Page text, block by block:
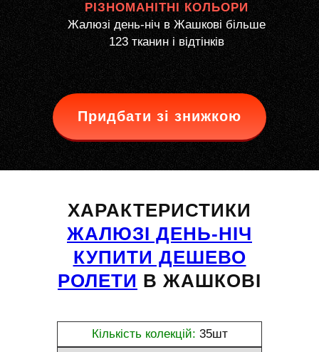
РІЗНОМАНІТНІ КОЛЬОРИ
Жалюзі день-ніч в Жашкові більше
123 тканин і відтінків
Придбати зі знижкою
ХАРАКТЕРИСТИКИ
ЖАЛЮЗІ ДЕНЬ-НІЧ
КУПИТИ ДЕШЕВО
РОЛЕТИ В ЖАШКОВІ
Кількість колекцій: 35шт